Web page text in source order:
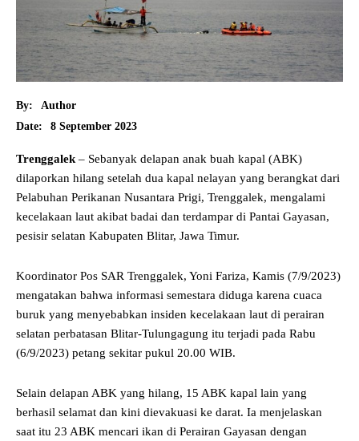
By:
Author
Date:
8 September 2023
Trenggalek – Sebanyak delapan anak buah kapal (ABK)
dilaporkan hilang setelah dua kapal nelayan yang berangkat dari
Pelabuhan Perikanan Nusantara Prigi, Trenggalek, mengalami
kecelakaan laut akibat badai dan terdampar di Pantai Gayasan,
pesisir selatan Kabupaten Blitar, Jawa Timur.
Koordinator Pos SAR Trenggalek, Yoni Fariza, Kamis (7/9/2023)
mengatakan bahwa informasi semestara diduga karena cuaca
buruk yang menyebabkan insiden kecelakaan laut di perairan
selatan perbatasan Blitar-Tulungagung itu terjadi pada Rabu
(6/9/2023) petang sekitar pukul 20.00 WIB.
Selain delapan ABK yang hilang, 15 ABK kapal lain yang
berhasil selamat dan kini dievakuasi ke darat. Ia menjelaskan
saat itu 23 ABK mencari ikan di Perairan Gayasan dengan